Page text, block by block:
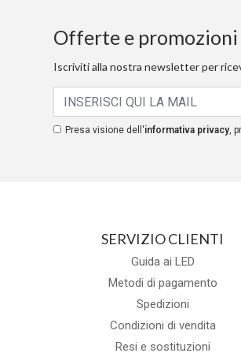
Offerte e promozioni
Iscriviti alla nostra newsletter per
Presa visione dell'informativa privacy,
SERVIZIO CLIENTI
Guida ai LED
Metodi di pagamento
Spedizioni
Condizioni di vendita
Resi e sostituzioni